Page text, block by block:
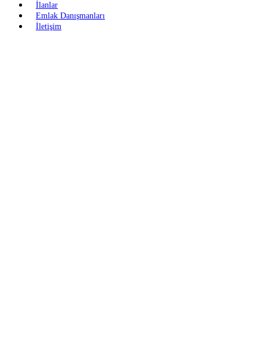
İlanlar
Emlak Danışmanları
İletişim